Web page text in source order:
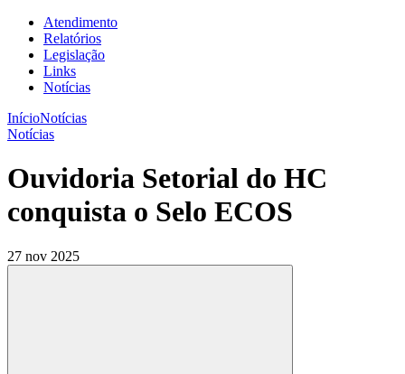
Atendimento
Relatórios
Legislação
Links
Notícias
InícioNotícias
Notícias
Ouvidoria Setorial do HC
conquista o Selo ECOS
27 nov 2025